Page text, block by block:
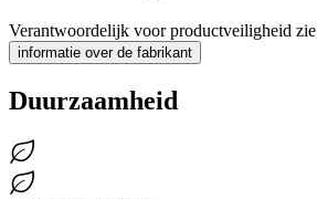
Verantwoordelijk voor productveiligheid zie
informatie over de fabrikant
Duurzaamheid